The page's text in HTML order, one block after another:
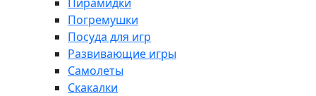
Погремушки
Посуда для игр
Развивающие игры
Самолеты
Скакалки